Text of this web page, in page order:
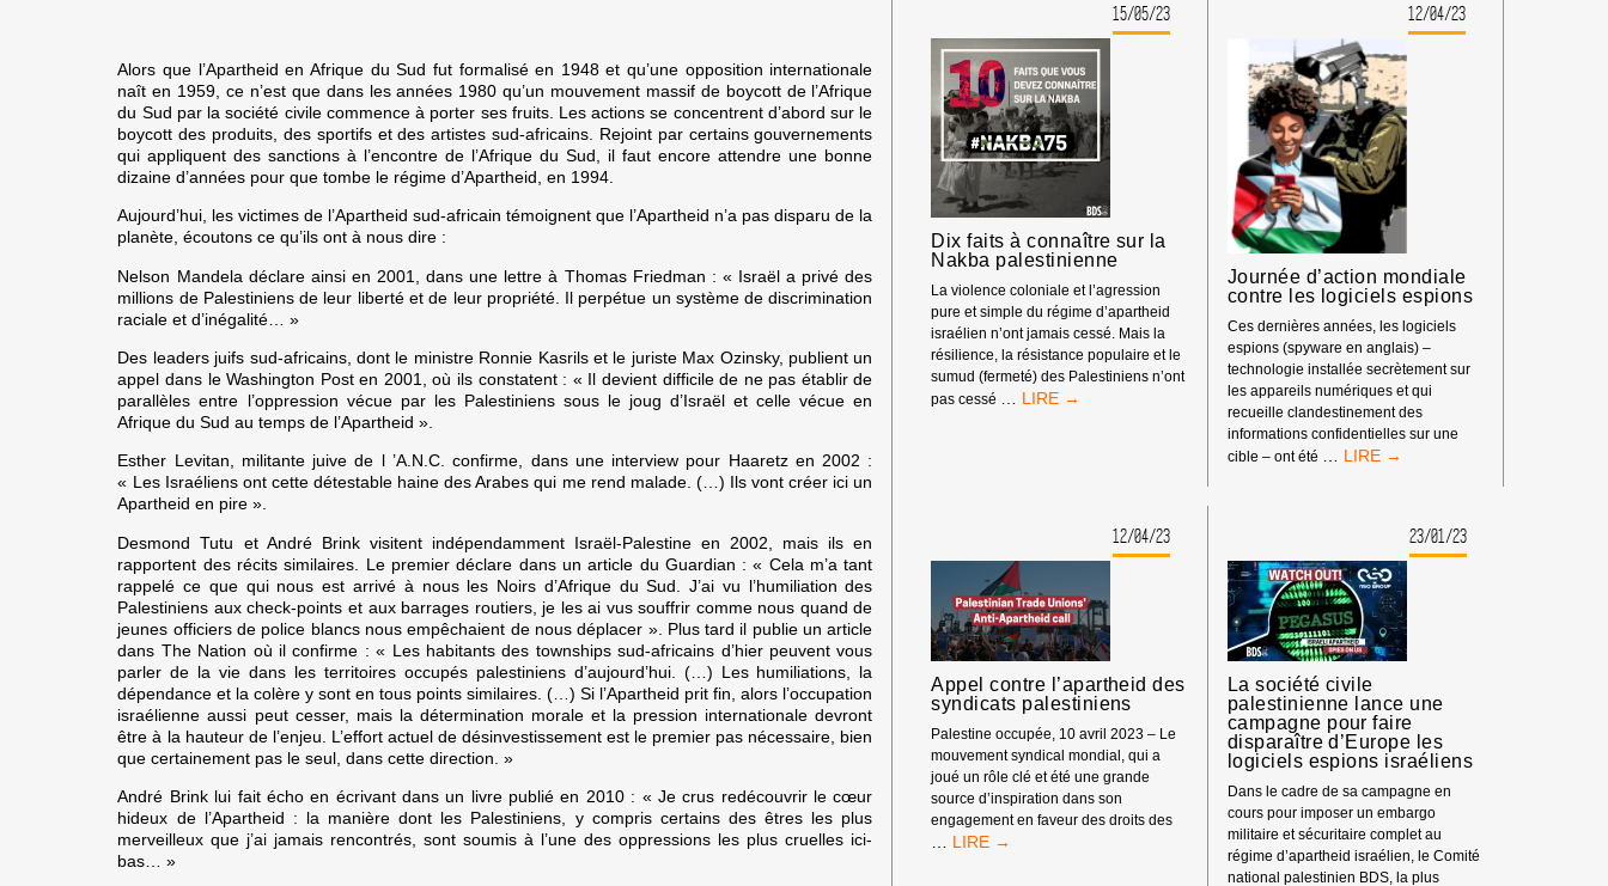
Alors que l’Apartheid en Afrique du Sud fut formalisé en 1948 et qu’une opposition internationale
naît en 1959, ce n’est que dans les années 1980 qu’un mouvement massif de boycott de l’Afrique
du Sud par la société civile commence à porter ses fruits. Les actions se concentrent d’abord sur le
boycott des produits, des sportifs et des artistes sud-africains. Rejoint par certains gouvernements
qui appliquent des sanctions à l’encontre de l’Afrique du Sud, il faut encore attendre une bonne
dizaine d’années pour que tombe le régime d’Apartheid, en 1994.
Aujourd’hui, les victimes de l’Apartheid sud-africain témoignent que l’Apartheid n’a pas disparu de la
planète, écoutons ce qu’ils ont à nous dire :
Nelson Mandela déclare ainsi en 2001, dans une lettre à Thomas Friedman : « Israël a privé des
millions de Palestiniens de leur liberté et de leur propriété. Il perpétue un système de discrimination
raciale et d’inégalité… »
Des leaders juifs sud-africains, dont le ministre Ronnie Kasrils et le juriste Max Ozinsky, publient un
appel dans le Washington Post en 2001, où ils constatent : « Il devient difficile de ne pas établir de
parallèles entre l’oppression vécue par les Palestiniens sous le joug d’Israël et celle vécue en
Afrique du Sud au temps de l’Apartheid ».
Esther Levitan, militante juive de l ’A.N.C. confirme, dans une interview pour Haaretz en 2002 :
« Les Israéliens ont cette détestable haine des Arabes qui me rend malade. (…) Ils vont créer ici un
Apartheid en pire ».
Desmond Tutu et André Brink visitent indépendamment Israël-Palestine en 2002, mais ils en
rapportent des récits similaires. Le premier déclare dans un article du Guardian : « Cela m’a tant
rappelé ce que qui nous est arrivé à nous les Noirs d’Afrique du Sud. J’ai vu l’humiliation des
Palestiniens aux check-points et aux barrages routiers, je les ai vus souffrir comme nous quand de
jeunes officiers de police blancs nous empêchaient de nous déplacer ». Plus tard il publie un article
dans The Nation où il confirme : « Les habitants des townships sud-africains d’hier peuvent vous
parler de la vie dans les territoires occupés palestiniens d’aujourd’hui. (…) Les humiliations, la
dépendance et la colère y sont en tous points similaires. (…) Si l’Apartheid prit fin, alors l’occupation
israélienne aussi peut cesser, mais la détermination morale et la pression internationale devront
être à la hauteur de l’enjeu. L’effort actuel de désinvestissement est le premier pas nécessaire, bien
que certainement pas le seul, dans cette direction. »
André Brink lui fait écho en écrivant dans un livre publié en 2010 : « Je crus redécouvrir le cœur
hideux de l’Apartheid : la manière dont les Palestiniens, y compris certains des êtres les plus
merveilleux que j’ai jamais rencontrés, sont soumis à l’une des oppressions les plus cruelles ici-
bas… »
LE
19
JUILLET
2024
PAR
LA
CIJ
VOL
DES
TERRES
PALESTINIENNES
EN
CISJORDANIE :
NOUS
EXIGEONS
DES
SANCTIONS.
15/05/23
Dix faits à connaître sur la
Nakba palestinienne
La violence coloniale et l’agression
pure et simple du régime d’apartheid
israélien n’ont jamais cessé. Mais la
résilience, la résistance populaire et le
sumud (fermeté) des Palestiniens n’ont
pas cessé
DIX
PALESTINIENNE
12/04/23
Journée d’action mondiale
contre les logiciels espions
Ces dernières années, les logiciels
espions (spyware en anglais) –
technologie installée secrètement sur
les appareils numériques et qui
recueille clandestinement des
informations confidentielles sur une
cible – ont été
JOURNÉE
LOGICIELS
ESPIONS
12/04/23
Appel contre l’apartheid des
syndicats palestiniens
Palestine occupée, 10 avril 2023 – Le
mouvement syndical mondial, qui a
joué un rôle clé et été une grande
source d’inspiration dans son
engagement en faveur des droits des
APPEL
23/01/23
La société civile
palestinienne lance une
campagne pour faire
disparaître d’Europe les
logiciels espions israéliens
Dans le cadre de sa campagne en
cours pour imposer un embargo
militaire et sécuritaire complet au
régime d’apartheid israélien, le Comité
national palestinien BDS, la plus